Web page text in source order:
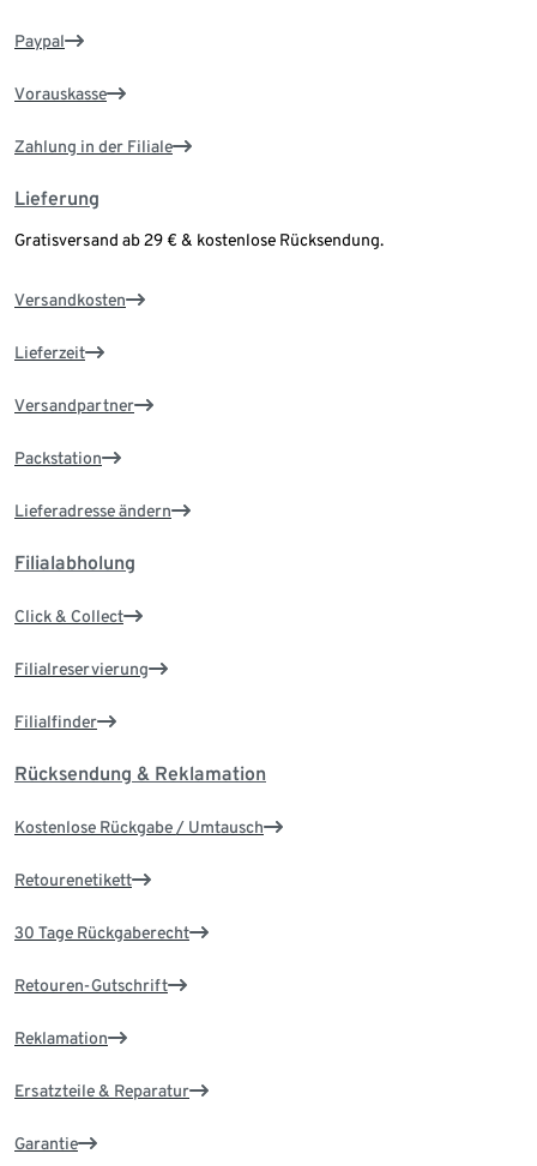
Paypal
Vorauskasse
Zahlung in der Filiale
Lieferung
Gratisversand ab 29 € & kostenlose Rücksendung.
Versandkosten
Lieferzeit
Versandpartner
Packstation
Lieferadresse ändern
Filialabholung
Click & Collect
Filialreservierung
Filialfinder
Rücksendung & Reklamation
Kostenlose Rückgabe / Umtausch
Retourenetikett
30 Tage Rückgaberecht
Retouren-Gutschrift
Reklamation
Ersatzteile & Reparatur
Garantie